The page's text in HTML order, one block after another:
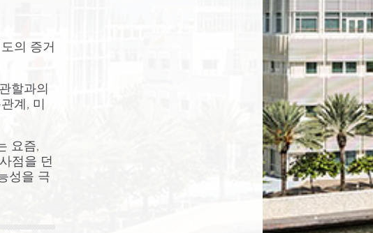
의 증거
할과의
계, 미
요즘,
점을 던
성을 극